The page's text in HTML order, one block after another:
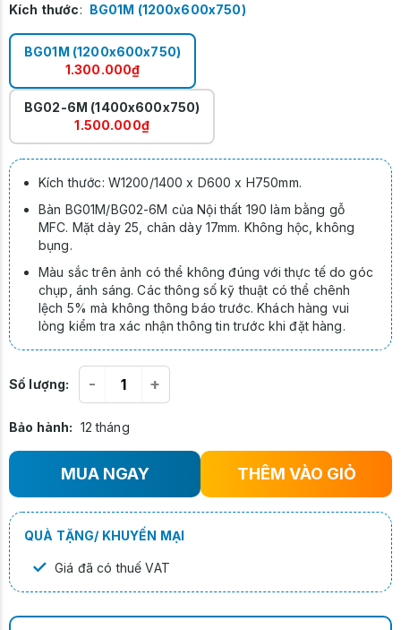
Kích thước: BG01M (1200x600x750)
BG01M (1200x600x750)
1.300.000₫
BG02-6M (1400x600x750)
1.500.000₫
Kích thước: W1200/1400 x D600 x H750mm.
Bàn BG01M/BG02-6M của Nội thất 190 làm bằng gỗ
MFC. Mặt dày 25, chân dày 17mm. Không hộc, không
bụng.
Màu sắc trên ảnh có thể không đúng với thực tế do góc
chụp, ánh sáng. Các thông số kỹ thuật có thể chênh
lệch 5% mà không thông báo trước. Khách hàng vui
lòng kiểm tra xác nhận thông tin trước khi đặt hàng.
Số lượng: - +
Bảo hành: 12 tháng
MUA NGAY THÊM VÀO GIỎ
QUÀ TẶNG/ KHUYẾN MẠI
✓ Giá đã có thuế VAT